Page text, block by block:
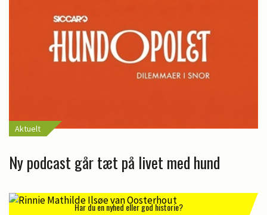
Aktuelt
Ny podcast går tæt på livet med hund
Har du en nyhed eller god historie?